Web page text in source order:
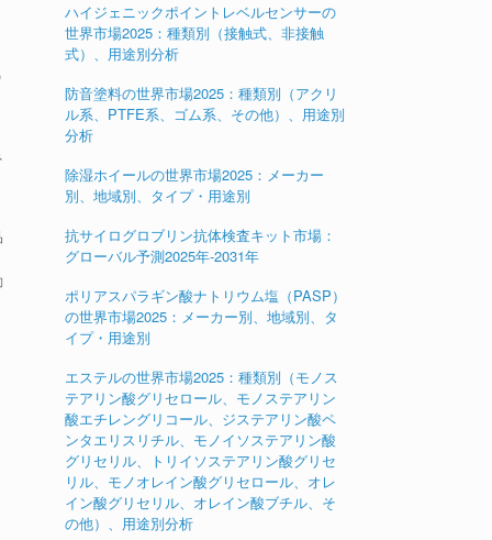
ハイジェニックポイントレベルセンサーの
世界市場2025：種類別（接触式、非接触
式）、用途別分析
防音塗料の世界市場2025：種類別（アクリ
ル系、PTFE系、ゴム系、その他）、用途別
分析
除湿ホイールの世界市場2025：メーカー
別、地域別、タイプ・用途別
抗サイログロブリン抗体検査キット市場：
グローバル予測2025年-2031年
ポリアスパラギン酸ナトリウム塩（PASP）
の世界市場2025：メーカー別、地域別、タ
イプ・用途別
エステルの世界市場2025：種類別（モノス
テアリン酸グリセロール、モノステアリン
酸エチレングリコール、ジステアリン酸ペ
ンタエリスリチル、モノイソステアリン酸
グリセリル、トリイソステアリン酸グリセ
リル、モノオレイン酸グリセロール、オレ
イン酸グリセリル、オレイン酸ブチル、そ
の他）、用途別分析